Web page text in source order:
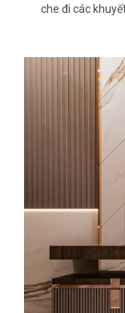
che đi các